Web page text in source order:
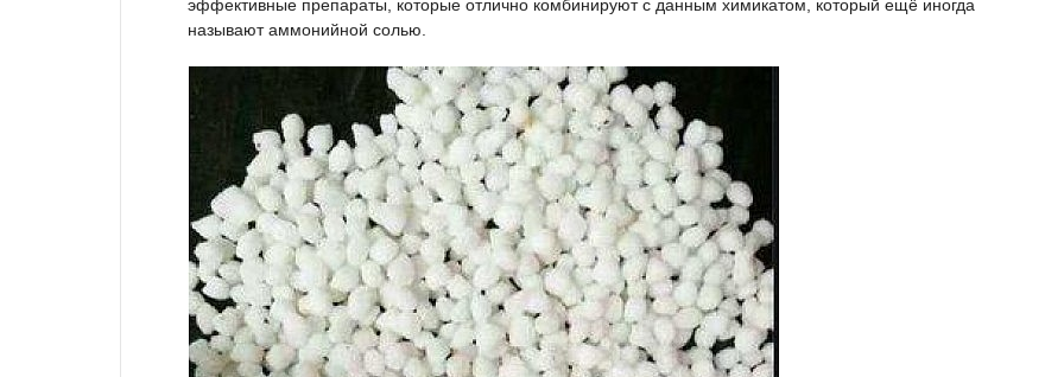
эффективные препараты, которые отлично комбинируют с данным химикатом, который ещё иногда
называют аммонийной солью.